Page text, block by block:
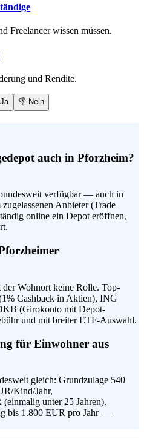
Freelancer wissen müssen.
und Rendite.
👎 Nein
auch in Pforzheim?
verfügbar — auch in
Anbieter (Trade
online ein Depot eröffnen,
Wohnort keine Rolle. Top-
Cashback in Aktien), ING
(Girokonto mit Depot-
und mit breiter ETF-Auswahl.
für Einwohner aus
gleich: Grundzulage 540
Kind/Jahr,
unter 25 Jahren).
bis 1.800 EUR pro Jahr —